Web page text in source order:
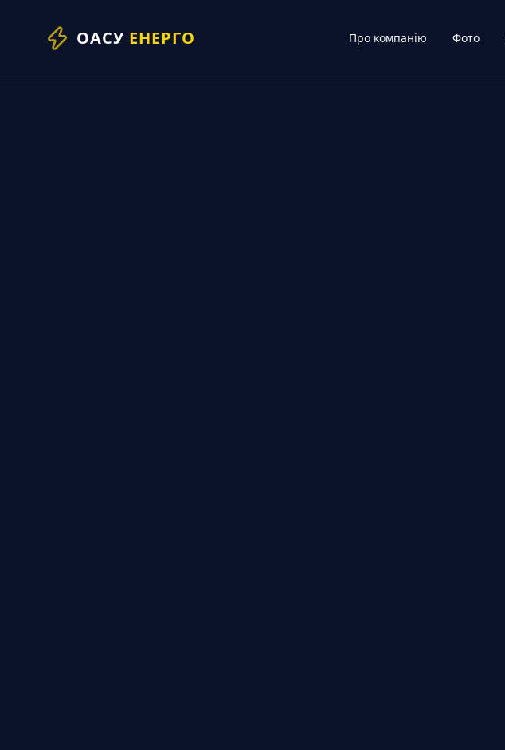
ОАСУ ЕНЕРГО Про компанію Фото